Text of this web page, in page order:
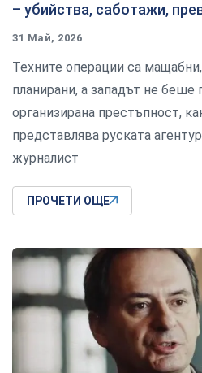
– убийства, саботажи,
31 Май, 2026
Техните операции са
планирани, а западът не беше
организирана престъпност,
представлява руската
журналист
ПРОЧЕТИ ОЩЕ